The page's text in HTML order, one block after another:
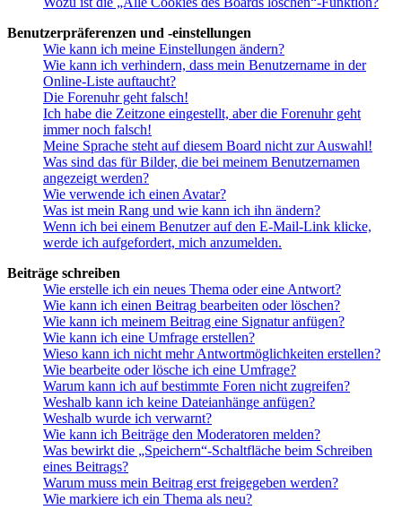
Benutzerpräferenzen und -einstellungen
Wie kann ich meine Einstellungen ändern?
Wie kann ich verhindern, dass mein Benutzername in der
Online-Liste auftaucht?
Die Forenuhr geht falsch!
Ich habe die Zeitzone eingestellt, aber die Forenuhr geht
immer noch falsch!
Meine Sprache steht auf diesem Board nicht zur Auswahl!
Was sind das für Bilder, die bei meinem Benutzernamen
angezeigt werden?
Wie verwende ich einen Avatar?
Was ist mein Rang und wie kann ich ihn ändern?
Wenn ich bei einem Benutzer auf den E-Mail-Link klicke,
werde ich aufgefordert, mich anzumelden.
Beiträge schreiben
Wie erstelle ich ein neues Thema oder eine Antwort?
Wie kann ich einen Beitrag bearbeiten oder löschen?
Wie kann ich meinem Beitrag eine Signatur anfügen?
Wie kann ich eine Umfrage erstellen?
Wieso kann ich nicht mehr Antwortmöglichkeiten erstellen?
Wie bearbeite oder lösche ich eine Umfrage?
Warum kann ich auf bestimmte Foren nicht zugreifen?
Weshalb kann ich keine Dateianhänge anfügen?
Weshalb wurde ich verwarnt?
Wie kann ich Beiträge den Moderatoren melden?
Was bewirkt die „Speichern“-Schaltfläche beim Schreiben
eines Beitrags?
Warum muss mein Beitrag erst freigegeben werden?
Wie markiere ich ein Thema als neu?